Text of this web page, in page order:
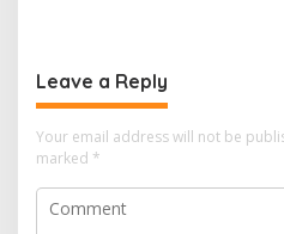
Leave a Reply
Your email address will not be
marked *